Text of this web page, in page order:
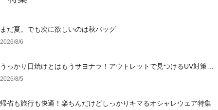
まだ夏。でも次に欲しいのは秋バッグ
2026/8/6
うっかり日焼けとはもうサヨナラ！アウトレットで見つけるUV対策ウ
ェア
2026/8/5
帰省も旅行も快適！楽ちんだけどしっかりキマるオシャレウェア特集